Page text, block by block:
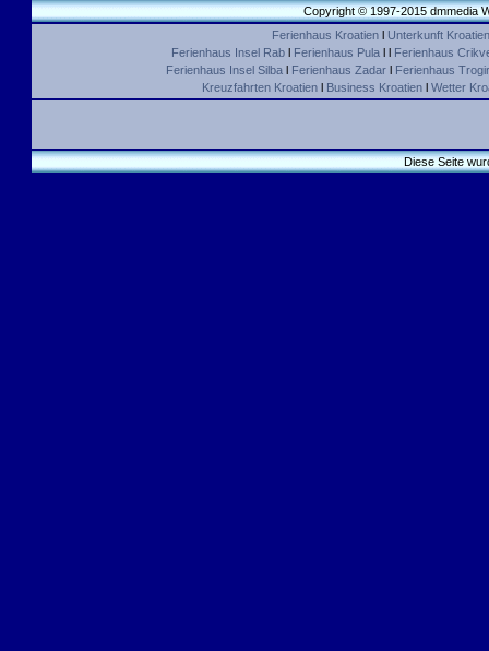
Copyright © 1997-2015 dmmedia
Ferienhaus Kroatien l Unterkunft Kroatien
Ferienhaus Insel Rab l Ferienhaus Pula l l Ferienhaus
Ferienhaus Insel Silbal Ferienhaus Zadarl Ferienhaus
Kreuzfahrten Kroatienl Business Kroatienl Wetter
Diese Seite